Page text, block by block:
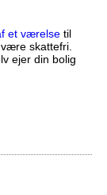
et værelsetil
skattefri.
ejer din bolig